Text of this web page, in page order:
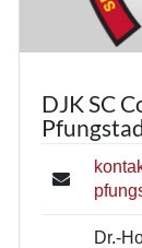
DJK SC
Dr.-